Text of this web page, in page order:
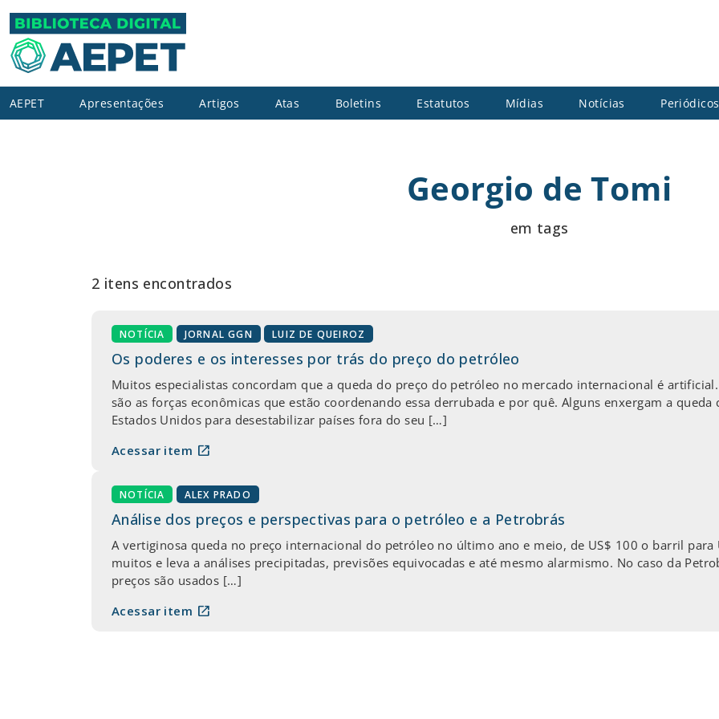
AEPET Apresentações Artigos Atas Boletins Estatutos Mídias Notícias Periódicos
Georgio de Tomi
em tags
2 itens encontrados
NOTÍCIA JORNAL GGN LUIZ DE QUEIROZ
Os poderes e os interesses por trás do preço do petróleo
Muitos especialistas concordam que a queda do preço do petróleo no mercado internacional é
são as forças econômicas que estão coordenando essa derrubada e por quê. Alguns enxergam a
Estados Unidos para desestabilizar países fora do seu […]
Acessar item open_in_new
NOTÍCIA ALEX PRADO
Análise dos preços e perspectivas para o petróleo e a Petrobrás
A vertiginosa queda no preço internacional do petróleo no último ano e meio, de US$ 100 o barril
muitos e leva a análises precipitadas, previsões equivocadas e até mesmo alarmismo. No caso da
preços são usados […]
Acessar item open_in_new